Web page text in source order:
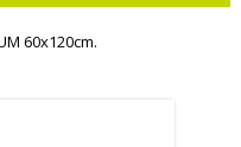
60x120cm.